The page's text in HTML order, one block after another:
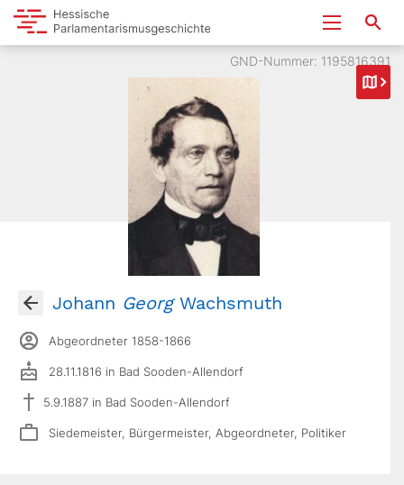
GND-Nummer: 1195816391
Johann GeorgWachsmuth
Abgeordneter 1858-1866
28.11.1816 in Bad Sooden-Allendorf
5.9.1887 in Bad Sooden-Allendorf
Siedemeister, Bürgermeister, Abgeordneter, Politiker